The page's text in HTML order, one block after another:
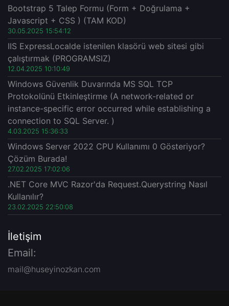
Bootstrap 5 Talep Formu (Form + Doğrulama +
Javascript + CSS ) (TAM KOD)
30.05.2025 15:54:12
IIS ExpressLocalde istenilen klasörü web sitesi gibi
çalıştırmak (PROGRAMSIZ)
12.04.2025 10:10:49
Windows Güvenlik Duvarında MS SQL TCP
Protokolünü Etkinleştirme (A network-related or
instance-specific error occurred while establishing a
connection to SQL Server. )
4.03.2025 15:36:33
Windows Server 2022 CPU Kullanımı 0 Gösteriyor?
Çözüm Burada!
27.02.2025 17:02:06
.NET Core MVC Razor'da Request.Querystring Nasıl
Kullanılır?
23.02.2025 22:50:08
İletişim
Email:
mail@huseyinozkan.com